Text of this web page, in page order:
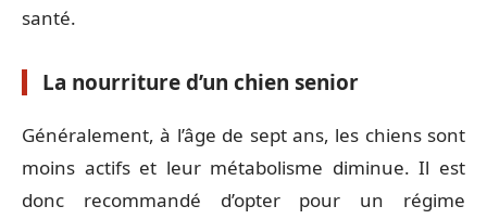
santé.
La nourriture d’un chien senior
Généralement, à l’âge de sept ans, les chiens sont
moins actifs et leur métabolisme diminue. Il est
donc recommandé d’opter pour un régime